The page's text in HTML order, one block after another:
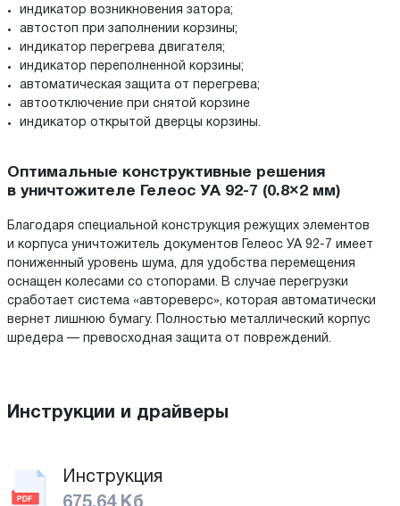
индикатор возникновения затора;
автостоп при заполнении корзины;
индикатор перегрева двигателя;
индикатор переполненной корзины;
автоматическая защита от перегрева;
автоотключение при снятой корзине
индикатор открытой дверцы корзины.
Оптимальные конструктивные решения
в уничтожителе Гелеос УА 92-7 (0.8×2 мм)
Благодаря специальной конструкция режущих элементов
и корпуса уничтожитель документов Гелеос УА 92-7 имеет
пониженный уровень шума, для удобства перемещения
оснащен колесами со стопорами. В случае перегрузки
сработает система «автореверс», которая автоматически
вернет лишнюю бумагу. Полностью металлический корпус
шредера — превосходная защита от повреждений.
Инструкции и драйверы
Инструкция